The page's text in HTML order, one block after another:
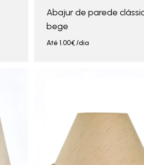
Abajur de parede
bege
Até 1.00€/dia